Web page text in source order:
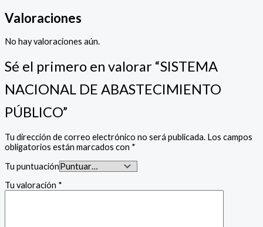
Valoraciones
No hay valoraciones aún.
Sé el primero en valorar “SISTEMA
NACIONAL DE ABASTECIMIENTO
PÚBLICO”
Tu dirección de correo electrónico no será publicada. Los campos
obligatorios están marcados con *
Tu puntuación
Tu valoración *